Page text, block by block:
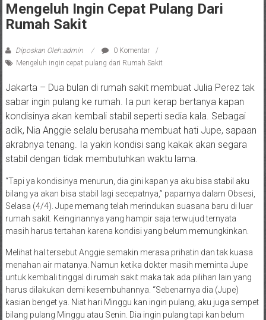
Mengeluh Ingin Cepat Pulang Dari
Rumah Sakit
Diposkan Oleh:admin
0 Komentar
Mengeluh ingin cepat pulang dari Rumah Sakit
Jakarta – Dua bulan di rumah sakit membuat Julia Perez tak
sabar ingin pulang ke rumah. Ia pun kerap bertanya kapan
kondisinya akan kembali stabil seperti sedia kala. Sebagai
adik, Nia Anggie selalu berusaha membuat hati Jupe, sapaan
akrabnya tenang. Ia yakin kondisi sang kakak akan segara
stabil dengan tidak membutuhkan waktu lama.
“Tapi ya kondisinya menurun, dia gini kapan ya aku bisa stabil aku
bilang ya akan bisa stabil lagi secepatnya,” paparnya dalam Obsesi,
Selasa (4/4). Jupe memang telah merindukan suasana baru di luar
rumah sakit. Keinginannya yang hampir saja terwujud ternyata
masih harus tertahan karena kondisi yang belum memungkinkan.
Melihat hal tersebut Anggie semakin merasa prihatin dan tak kuasa
menahan air matanya. Namun ketika dokter masih meminta Jupe
untuk kembali tinggal di rumah sakit maka tak ada pilihan lain yang
harus dilakukan demi kesembuhannya. “Sebenarnya dia (Jupe)
kasian benget ya. Niat hari Minggu kan ingin pulang, aku juga sempet
bilang pulang Minggu atau Senin. Dia ingin pulang tapi kan belum